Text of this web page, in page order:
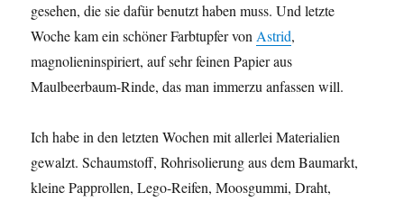
gesehen, die sie dafür benutzt haben muss. Und letzte
Woche kam ein schöner Farbtupfer von Astrid,
magnolieninspiriert, auf sehr feinen Papier aus
Maulbeerbaum-Rinde, das man immerzu anfassen will.
Ich habe in den letzten Wochen mit allerlei Materialien
gewalzt. Schaumstoff, Rohrisolierung aus dem Baumarkt,
kleine Papprollen, Lego-Reifen, Moosgummi, Draht,